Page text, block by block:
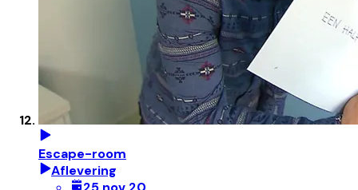
Escape-room
Aflevering